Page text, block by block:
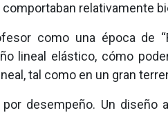
relativamente
como una época de
lineal elástico, cómo
tal como en un gran
desempeño. Un diseño